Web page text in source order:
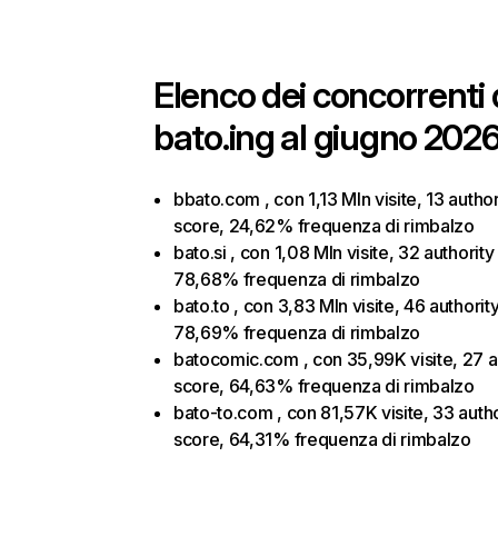
Elenco dei concorrenti
bato.ing al giugno
bbato.com , con 1,13 Mln visite, 13
score, 24,62% frequenza di rimbalzo
bato.si , con 1,08 Mln visite, 32
78,68% frequenza di rimbalzo
bato.to , con 3,83 Mln visite, 46
78,69% frequenza di rimbalzo
batocomic.com , con 35,99K visite, 27
score, 64,63% frequenza di rimbalzo
bato-to.com , con 81,57K visite, 33
score, 64,31% frequenza di rimbalzo